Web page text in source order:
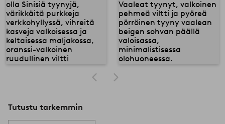
Tutustu tarkemmin